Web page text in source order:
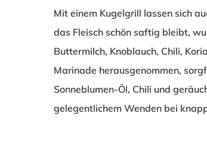
Mit einem Kugelgrill lassen sich
das Fleisch schön saftig bleibt,
Buttermilch, Knoblauch, Chili,
Marinade herausgenommen,
Sonneblumen-Öl, Chili und
gelegentlichem Wenden bei